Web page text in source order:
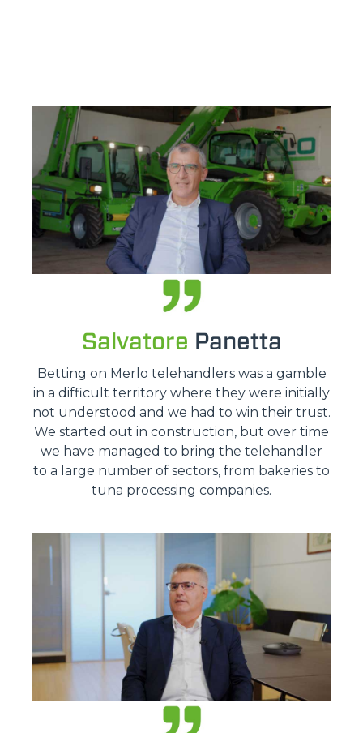
Salvatore Panetta
Betting on Merlo telehandlers was a gamble
in a difficult territory where they were initially
not understood and we had to win their trust.
We started out in construction, but over time
we have managed to bring the telehandler
to a large number of sectors, from bakeries to
tuna processing companies.